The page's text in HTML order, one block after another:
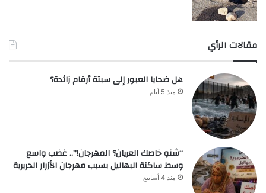
مقالات الرأي
هل ضحايا العبور إلى سبتة أرقام زائدة؟
منذ 5 أيام
“شنو خاصك العريان؟ المهرجان!”.. غضب واسع
وسط ساكنة البهاليل بسبب مهرجان الأزرار الحريرية
منذ 4 أسابيع